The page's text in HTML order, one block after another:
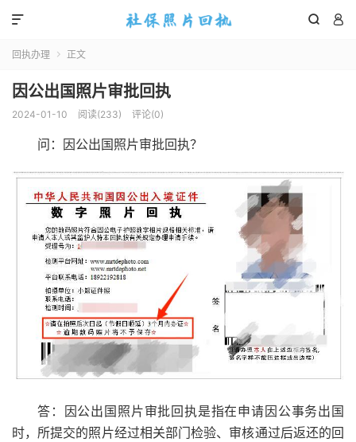
 

回执办理  正文
因公出国照片审批回执
2024-01-10 阅读(233) 评论(0)
问：因公出国照片审批回执？
答：因公出国照片审批回执是指在申请因公事务出国
时，所提交的照片经过相关部门检验、审核通过后返还的回